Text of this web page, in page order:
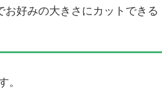
お好みの大きさにカットできる
。